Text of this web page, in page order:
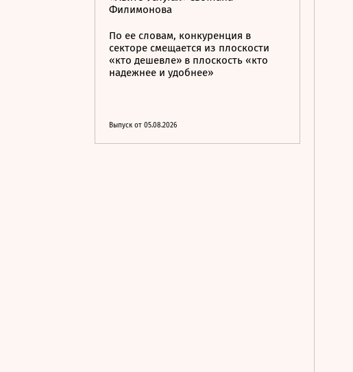
Филимонова
По ее словам, конкуренция в
секторе смещается из плоскости
«кто дешевле» в плоскость «кто
надежнее и удобнее»
Выпуск от 05.08.2026